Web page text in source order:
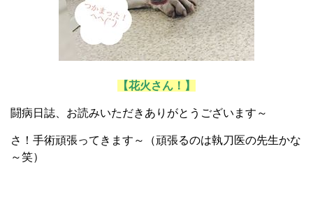
【花火さん！】
闘病日誌、お読みいただきありがとうございます～
さ！手術頑張ってきます～（頑張るのは執刀医の先生かな
～笑）